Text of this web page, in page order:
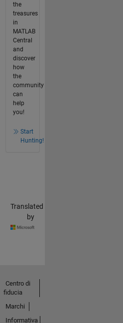
the
treasures
in
MATLAB
Central
and
discover
how
the
community
can
help
you!
Start
Hunting!
Translated
by
Centro di
fiducia
Marchi
Informativa